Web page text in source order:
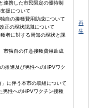
連携した市民限定の優待制
援について
自の接種費用助成について
正の現状認識について
者に対する周知の現状と課
市独自の任意接種費用助成
推進及び男性へのHPVワク
に伴う本市の取組について
男性へのHPVワクチン接種
再
生